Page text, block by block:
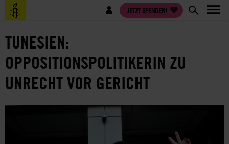
Direkt
zum
Benutzermenü JETZT SPENDEN!
TUNESIEN:
OPPOSITIONSPOLITIKERIN ZU
UNRECHT VOR GERICHT